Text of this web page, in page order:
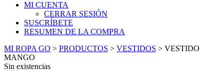
MI CUENTA
CERRAR SESIÓN
SUSCRÍBETE
RESUMEN DE LA COMPRA
MI ROPA GO > PRODUCTOS > VESTIDOS > VESTIDO
MANGO
Sin existencias